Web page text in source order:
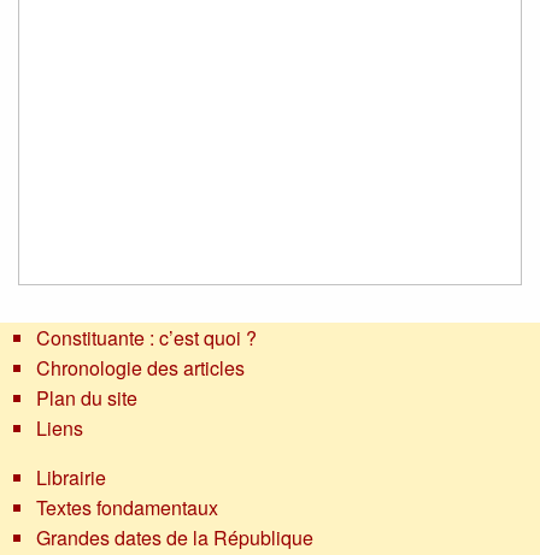
Constituante : c’est quoi ?
Chronologie des articles
Plan du site
Liens
Librairie
Textes fondamentaux
Grandes dates de la République